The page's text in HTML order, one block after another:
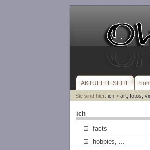
AKTUELLE SEITE
Sie sind hier: ich> art, fotos,
ich
facts
hobbies, ...